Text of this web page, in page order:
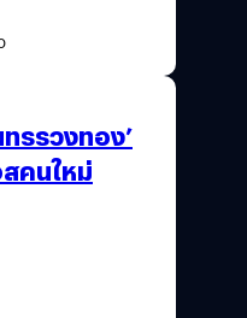
ทรรวงทอง’
คนใหม่